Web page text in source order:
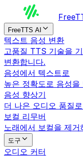
Free
FreeTTS AI
텍스트 음성 변환
고품질 TTS 기술을
변환합니다.
음성에서 텍스트로
높은 정확도로 음성
음성 향상기
더 나은 오디오 품질
보컬 리무버
노래에서 보컬을 제
도구
오디오 커터